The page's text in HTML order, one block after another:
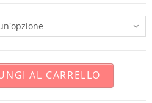
AL CARRELLO